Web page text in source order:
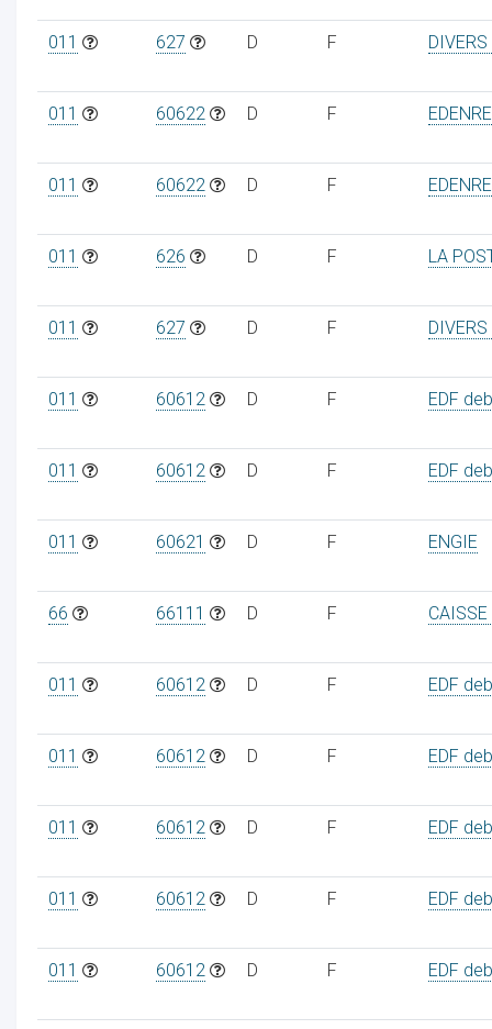
011 627 D F
011 60622 D F
011 60622 D F
011 626 D F LA
011 627 D F
011 60612 D F EDF
011 60612 D F EDF
011 60621 D F ENGIE
66 66111 D F CAISSE
011 60612 D F EDF
011 60612 D F EDF
011 60612 D F EDF
011 60612 D F EDF
011 60612 D F EDF